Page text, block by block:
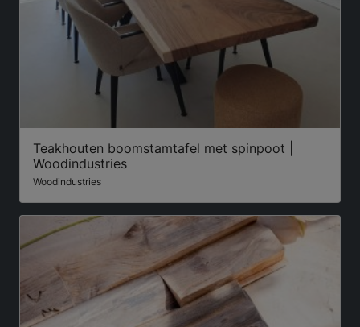
Teakhouten boomstamtafel met spinpoot |
Woodindustries
Woodindustries